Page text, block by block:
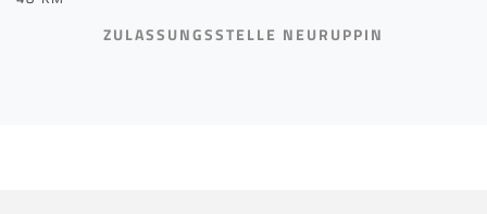
ZULASSUNGSSTELLE NEURUPPIN